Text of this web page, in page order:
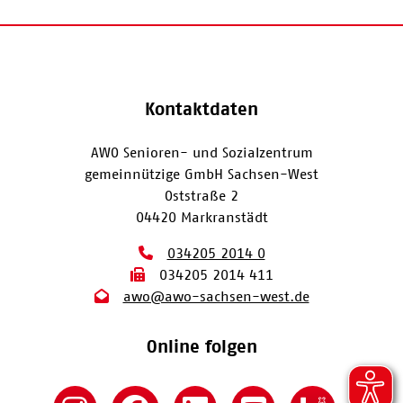
Kontaktdaten
AWO Senioren- und Sozialzentrum
gemeinnützige GmbH Sachsen-West
Oststraße 2
04420 Markranstädt
034205 2014 0
034205 2014 411
awo@awo-sachsen-west.de
Online folgen